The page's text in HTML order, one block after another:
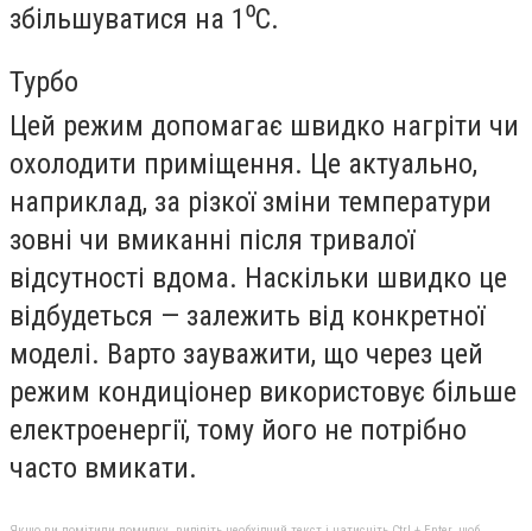
збільшуватися на 1⁰C.
Турбо
Цей режим допомагає швидко нагріти чи
охолодити приміщення. Це актуально,
наприклад, за різкої зміни температури
зовні чи вмиканні після тривалої
відсутності вдома. Наскільки швидко це
відбудеться — залежить від конкретної
моделі. Варто зауважити, що через цей
режим кондиціонер використовує більше
електроенергії, тому його не потрібно
часто вмикати.